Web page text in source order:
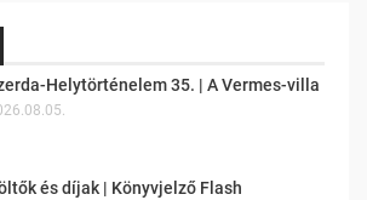
Helytörténelem 35. | A Vermes-villa
és díjak | Könyvjelző Flash